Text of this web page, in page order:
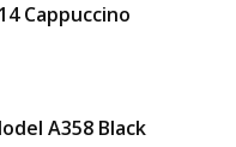
Cappuccino
A358 Black